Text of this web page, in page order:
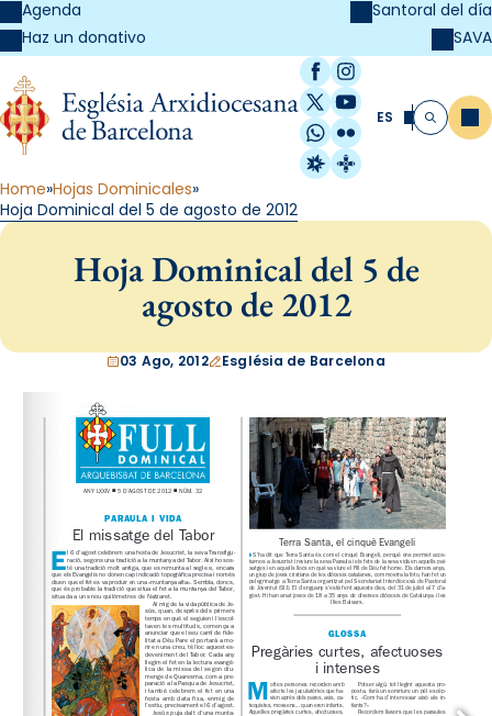
Agenda
Haz un donativo
Santoral del día
SAVA
Facebook
Instagram
X / Twitter
YouTube
WhatsApp
Flickr
Radio Estel
Catalunya
ES Buscar
Home Hojas Dominicales
Hoja Dominical del 5 de agosto de 2012
Hoja Dominical del 5 de
agosto de 2012
03 Ago, 2012 Església de Barcelona